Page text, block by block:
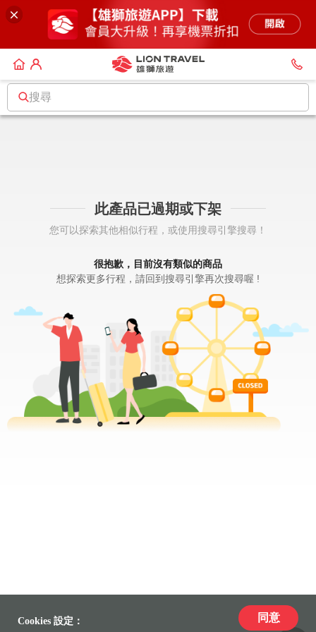
搜尋
此產品已過期或下架
您可以探索其他相似行程，或使用搜尋引擎搜尋！
很抱歉，目前沒有類似的商品
想探索更多行程，請回到搜尋引擎再次搜尋喔 !
Cookies 設定： 同意